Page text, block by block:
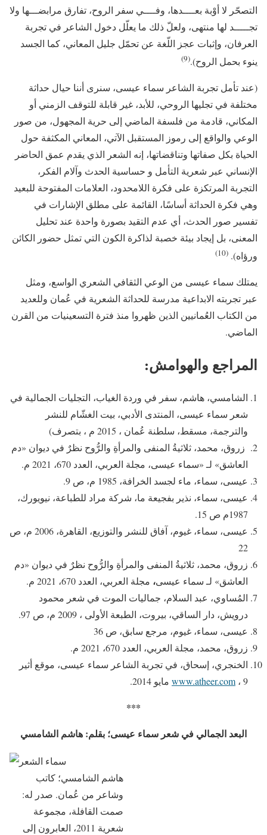
التصحّر لا أوْبة بعــــدها، وفــــي سفر الروح، تفارق مرابضـــها ولا
تجـــــد لها منتهى، ولعلّ ذلك ما يعلّل دخول الشاعر في تجربة
العرفان، وإثبات عجز اللّغة عن تحمّل جليل المعاني، كما الجسد
ينوء بحمل الروح).(9)
(عند تأمل تجربة الشاعر سماء عيسى، سنرى أننا حيال حداثة
مختلفة في تجليها الروحي، للأبد، غير قابلة للتوقف الزمني أو
المكاني، قادمة من فلسفة الماضي إلى حرية المجهول، من صور
الوعي والواقع إلى رموز المستقبل الآتي، المعاني المكثفة حول
الحياة بكل صفاتها وتناقضاتها، إنه الشعر الذي يقدم عمق الحاضر
الإنساني عبر شعرية التأمل و حساسية الحدث وآلام الفكر،
التجربة المرتكزة على فكرة اللامحدود، العلامات المفتوحة للبعيد
وهي فكرة الحداثة أساسًا، القائمة على مطلق الإشارات في
تفسير صور الحدث، أي عدم التقيد بصورة واحدة عند تحليل
المعنى، بل إيجاد بيئة خصبة لذاكرة الكون التي تمثل حضور الكائن
ورؤاه). (10)
يمتلك سماء عيسى من الوعي الثقافي الشعري الواسع، ومثل
عبر تجربته الابداعية مدرسة للحداثة الشعرية في عُمان وللعديد
من الكتاب العُمانيين الذين ظهروا منذ فترة التسعينيات من القرن
الماضي.
المراجع والهوامش:
الشامسي، هاشم، سفر في وردة الغياب، التجليات الجمالية في
شعر سماء عيسى، المنتدى الأدبي، بيت الغشّام للنشر
والترجمة، مسقط، سلطنة عُمان ، 2015 م ، بتصرف)
زروق، محمد، ثلاثيةُ المنفى والمرأةِ والرُّوح نظرٌ في ديوان «دم
العاشق» لـ «سماء عيسى، مجلة العربي، العدد 670، 2021 م.
عيسى، سماء، ماء لجسد الخرافة، 1985 م، ص 9.
عيسى، سماء، نذير بفجيعة ما، شركة مراد للطباعة، نيويورك،
1987م ص 15.
عيسى، سماء،
غيوم، آفاق للنشر والتوزيع، القاهرة، 2006 م، ص
22
زروق، محمد، ثلاثيةُ المنفى والمرأةِ والرُّوح نظرٌ في ديوان «دم
العاشق» لـ سماء عيسى، مجلة العربي، العدد 670، 2021 م.
المُساوي، عبد السلام، جماليات الموت في شعر محمود
درويش، دار الساقي، بيروت، الطبعة الأولى ، 2009 م، ص 97.
عيسى، سماء، غيوم، مرجع سابق، ص 36
زروق، محمد، مجلة العربي، العدد 670، 2021 م.
الخنجري، إسحاق، في تجربة الشاعر سماء عيسى، موقع أثير
www.atheer.com ، 9 مايو 2014.
***
البعد الجمالي في شعر سماء عيسى؛ بقلم: هاشم الشامسي
هاشم الشامسي؛ كاتب
وشاعر من عُمان. صدر له:
صمت القافلة، مجموعة
شعرية 2011، العابرون إلى